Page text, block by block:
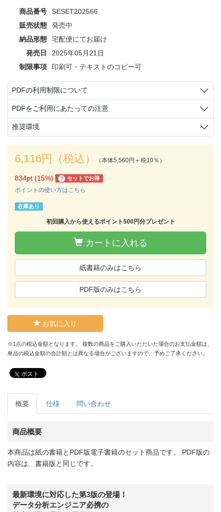
商品番号
SESET202566
販売状態
発売中
納品形態
宅配便にてお届け
発売日
2025年05月21日
制限事項
印刷可・テキストのコピー可
PDFの利用制限について
PDFをご利用にあたっての注意
推奨環境
6,116円（税込） （本体5,560円＋税10％）
834pt (15%) ? セットでお得
ポイントの使い方はこちら
在庫あり
初回購入から使えるポイント500円分プレゼント
カートに入れる
紙書籍のみはこちら
PDF版のみはこちら
お気に入り
※1点の税込金額となります。 複数の商品をご購入いただいた場合のお支払金額は、
単品の税込金額の合計額とは異なる場合がございますので、予めご了承ください。
ポスト
概要 仕様 問い合わせ
商品概要
本商品は紙の書籍とPDF版電子書籍のセット商品です。 PDF版の
内容は、書籍版と同じです。
最新環境に対応した第3版の登場！
データ分析エンジニア必携の